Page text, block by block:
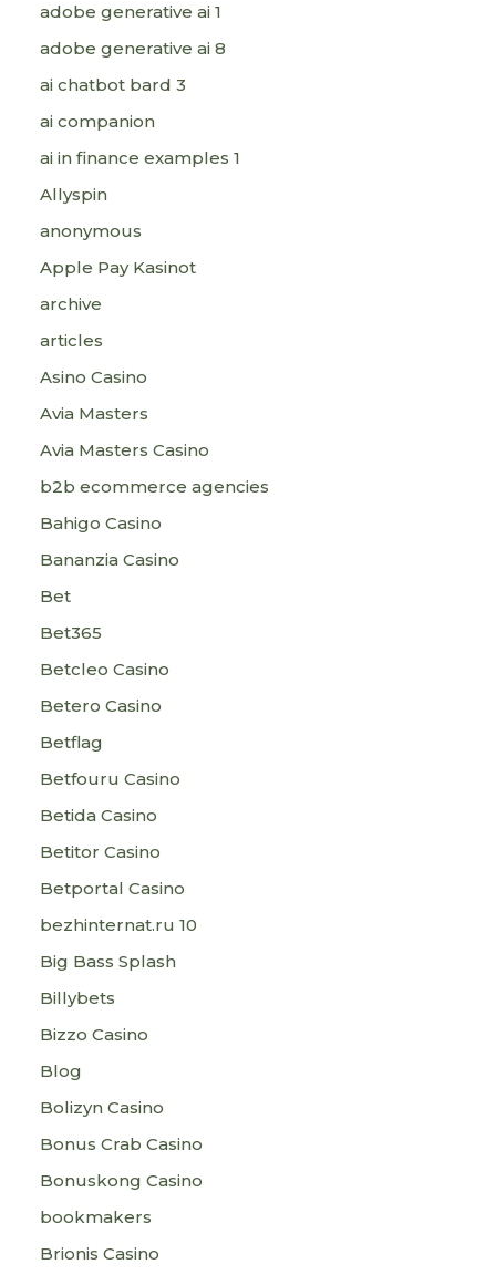
adobe generative ai 1
adobe generative ai 8
ai chatbot bard 3
ai companion
ai in finance examples 1
Allyspin
anonymous
Apple Pay Kasinot
archive
articles
Asino Casino
Avia Masters
Avia Masters Casino
b2b ecommerce agencies
Bahigo Casino
Bananzia Casino
Bet
Bet365
Betcleo Casino
Betero Casino
Betflag
Betfouru Casino
Betida Casino
Betitor Casino
Betportal Casino
bezhinternat.ru 10
Big Bass Splash
Billybets
Bizzo Casino
Blog
Bolizyn Casino
Bonus Crab Casino
Bonuskong Casino
bookmakers
Brionis Casino